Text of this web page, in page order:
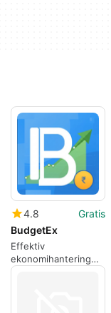
4.8
Gratis
BudgetEx
Effektiv
ekonomihantering
med BudgetEx